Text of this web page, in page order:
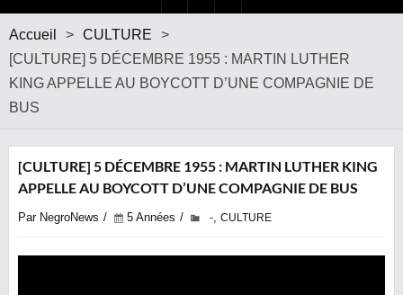
Accueil > CULTURE
>
[CULTURE] 5 DÉCEMBRE 1955 : MARTIN LUTHER
KING APPELLE AU BOYCOTT D’UNE COMPAGNIE DE
BUS
[CULTURE] 5 DÉCEMBRE 1955 : MARTIN LUTHER KING
APPELLE AU BOYCOTT D’UNE COMPAGNIE DE BUS
Par NegroNews 5 Années -, CULTURE